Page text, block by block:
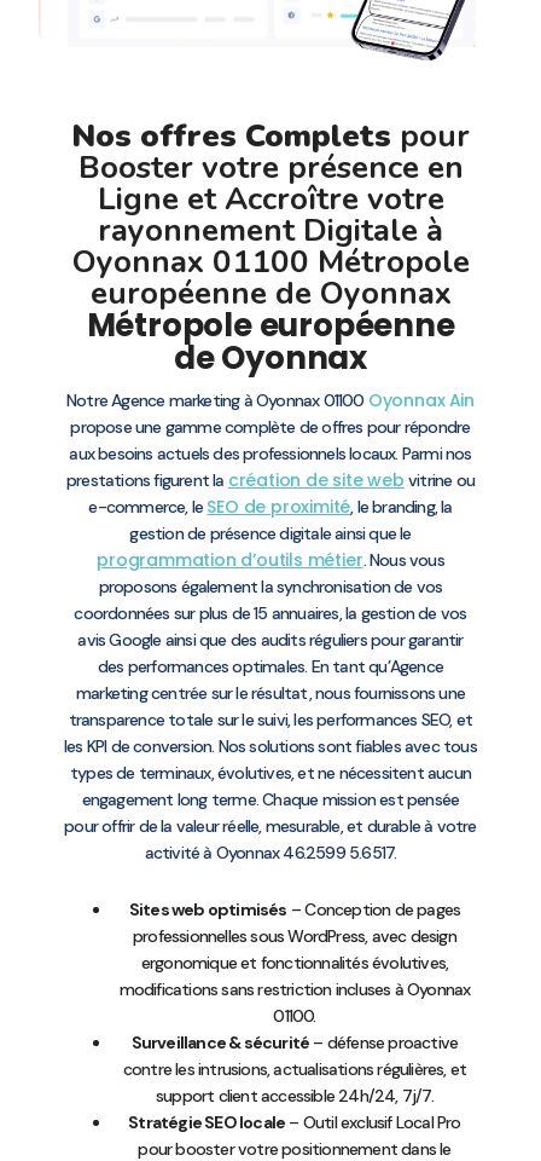
Nos offres Complets pour
Booster votre présence en
Ligne et Accroître votre
rayonnement Digitale à
Oyonnax 01100 Métropole
européenne de Oyonnax
Métropole européenne
de Oyonnax
Notre Agence marketing à Oyonnax 01100 OyonnaxAin
propose une gamme complète de offres pour répondre
aux besoins actuels des professionnels locaux. Parmi nos
prestations figurent la création de site web vitrine ou
e-commerce, le SEO de proximité, le branding, la
gestion de présence digitale ainsi que le
programmation d’outils métier. Nous vous
proposons également la synchronisation de vos
coordonnées sur plus de 15 annuaires, la gestion de vos
avis Google ainsi que des audits réguliers pour garantir
des performances optimales. En tant qu’Agence
marketing centrée sur le résultat, nous fournissons une
transparence totale sur le suivi, les performances SEO, et
les KPI de conversion. Nos solutions sont fiables avec tous
types de terminaux, évolutives, et ne nécessitent aucun
engagement long terme. Chaque mission est pensée
pour offrir de la valeur réelle, mesurable, et durable à votre
activité à Oyonnax 46.2599 5.6517.
Sites web optimisés – Conception de pages
professionnelles sous WordPress, avec design
ergonomique et fonctionnalités évolutives,
modifications sans restriction incluses à Oyonnax
01100.
Surveillance & sécurité – défense proactive
contre les intrusions, actualisations régulières, et
support client accessible 24h/24, 7j/7.
Stratégie SEO locale – Outil exclusif Local Pro
pour booster votre positionnement dans le